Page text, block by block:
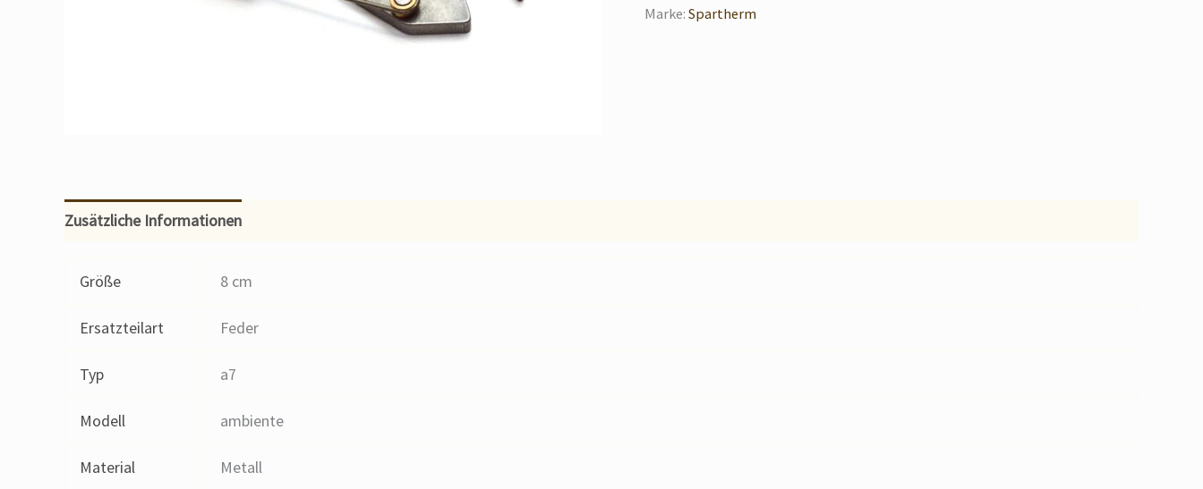
Marke: Spartherm
Zusätzliche Informationen
Größe 8 cm
Ersatzteilart Feder
Typ a7
Modell ambiente
Material Metall